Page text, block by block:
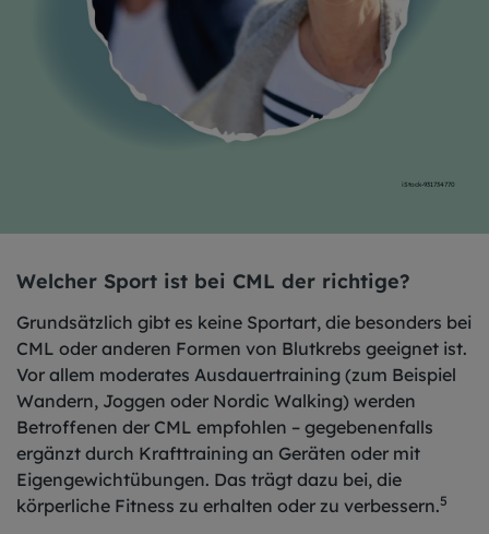
iStock-931734770
Welcher Sport ist bei CML der richtige?
Grundsätzlich gibt es keine Sportart, die besonders bei
CML oder anderen Formen von Blutkrebs geeignet ist.
Vor allem moderates Ausdauertraining (zum Beispiel
Wandern, Joggen oder Nordic Walking) werden
Betroffenen der CML empfohlen – gegebenenfalls
ergänzt durch Krafttraining an Geräten oder mit
Eigengewichtübungen. Das trägt dazu bei, die
körperliche Fitness zu erhalten oder zu verbessern.5